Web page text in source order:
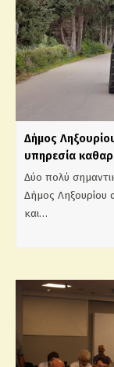
Δήμος
υπηρεσία
Δύο πολύ
Δήμος Ληξουρίου
και…